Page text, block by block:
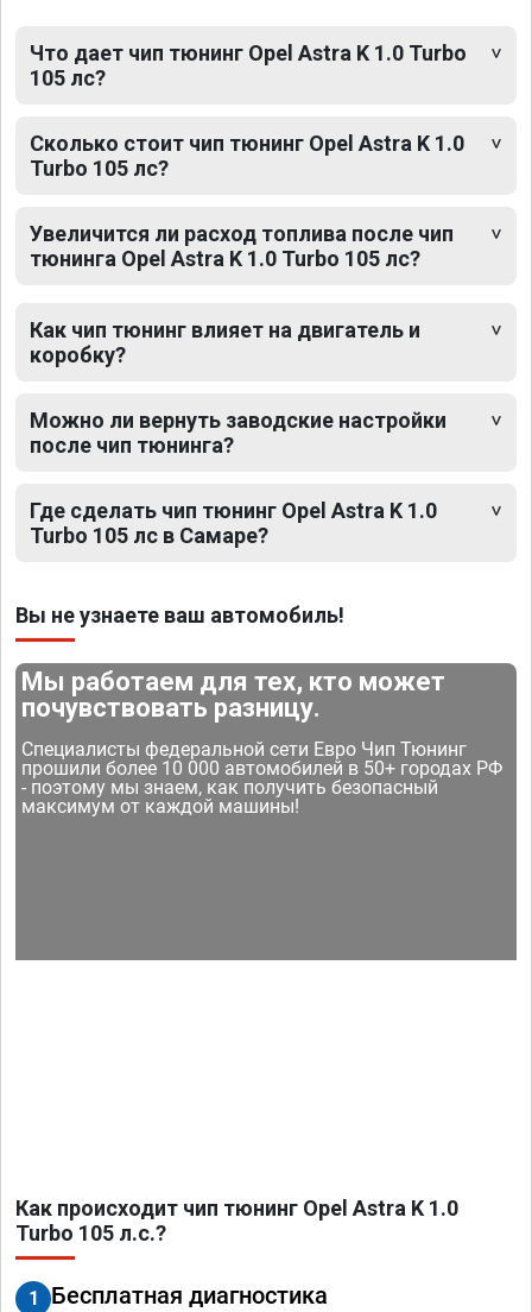
Что дает чип тюнинг Opel Astra K 1.0 Turbo
105 лс?
Сколько стоит чип тюнинг Opel Astra K 1.0
Turbo 105 лс?
Увеличится ли расход топлива после чип
тюнинга Opel Astra K 1.0 Turbo 105 лс?
Как чип тюнинг влияет на двигатель и
коробку?
Можно ли вернуть заводские настройки
после чип тюнинга?
Где сделать чип тюнинг Opel Astra K 1.0
Turbo 105 лс в Самаре?
Вы не узнаете ваш автомобиль!
Мы работаем для тех, кто может
почувствовать разницу.
Специалисты федеральной сети Евро Чип Тюнинг
прошили более 10 000 автомобилей в 50+ городах РФ
- поэтому мы знаем, как получить безопасный
максимум от каждой машины!
Как происходит чип тюнинг Opel Astra K 1.0
Turbo 105 л.с.?
1 Бесплатная диагностика